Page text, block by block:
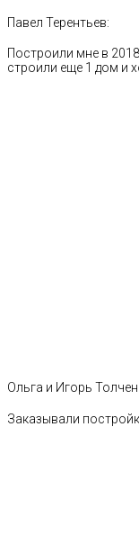
Павел Терентьев:
Построили мне в
строили еще 1 дом и
Ольга и Игорь
Заказывали